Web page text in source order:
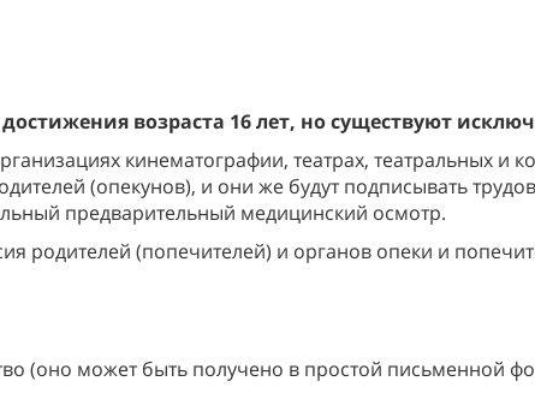
возраста 16 лет, но существуют
кинематографии, театрах, театральных и
(опекунов), и они же будут подписывать
предварительный медицинский осмотр.
родителей (попечителей) и органов опеки и
(оно может быть получено в простой письменной